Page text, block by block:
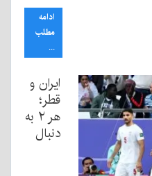
ادامه
مطلب
...
ایران و
قطر؛
هر ۲ به
دنبال